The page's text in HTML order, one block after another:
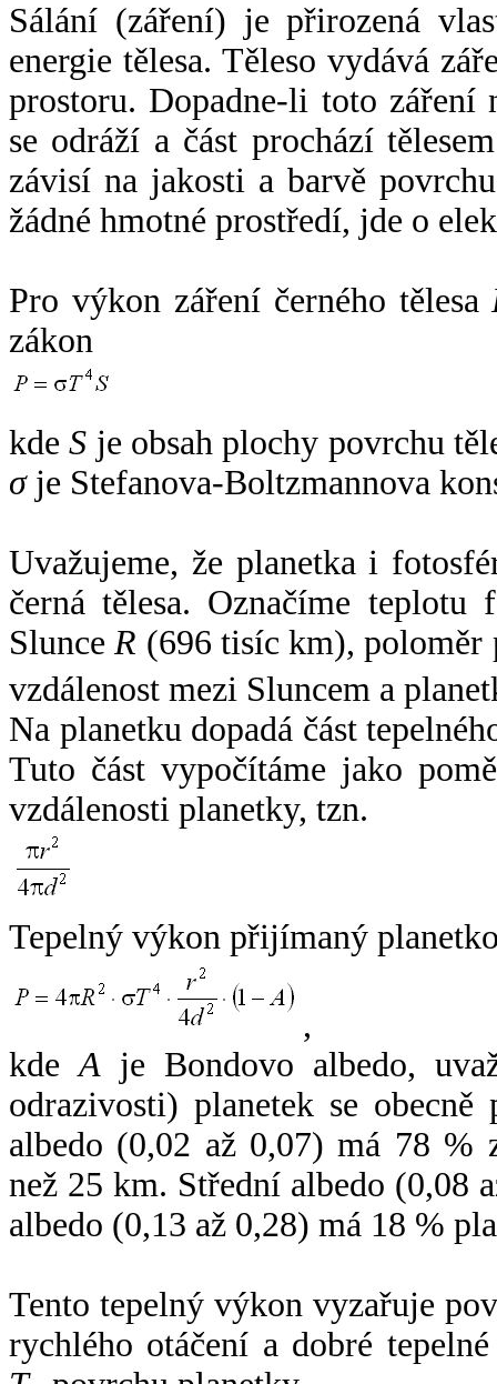
Sálání (záření) je přirozená
energie tělesa. Těleso vydává
prostoru. Dopadne-li toto záření
se odráží a část prochází
závisí na jakosti a barvě
žádné hmotné prostředí, jde o
Pro výkon záření černého tělesa
zákon
kdeS je obsah plochy povrchu
σje Stefanova-Boltzmannova
Uvažujeme, že planetka i
černá tělesa. Označíme
SlunceR (696 tisíc km),
vzdálenost mezi Sluncem a
Na planetku dopadá část
Tuto část vypočítáme jako
vzdálenosti planetky, tzn.
Tepelný výkon přijímaný
,
kdeA je Bondovo albedo,
odrazivosti) planetek se
albedo (0,02 až 0,07) má 78 %
než 25 km. Střední albedo (0,08
albedo (0,13 až 0,28) má 18 %
Tento tepelný výkon vyzařuje
rychlého otáčení a dobré